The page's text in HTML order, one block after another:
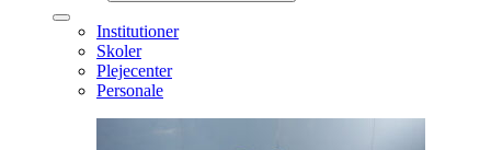
Institutioner
Skoler
Plejecenter
Personale